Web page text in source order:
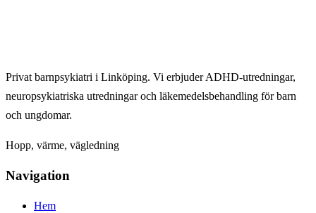
Privat barnpsykiatri i Linköping. Vi erbjuder ADHD-utredningar,
neuropsykiatriska utredningar och läkemedelsbehandling för barn
och ungdomar.
Hopp, värme, vägledning
Navigation
Hem